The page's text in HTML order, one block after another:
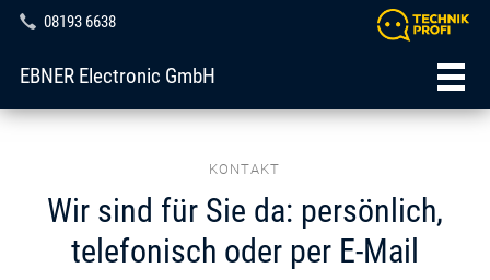
08193 6638
EBNER Electronic GmbH
KONTAKT
Wir sind für Sie da: persönlich,
telefonisch oder per E-Mail